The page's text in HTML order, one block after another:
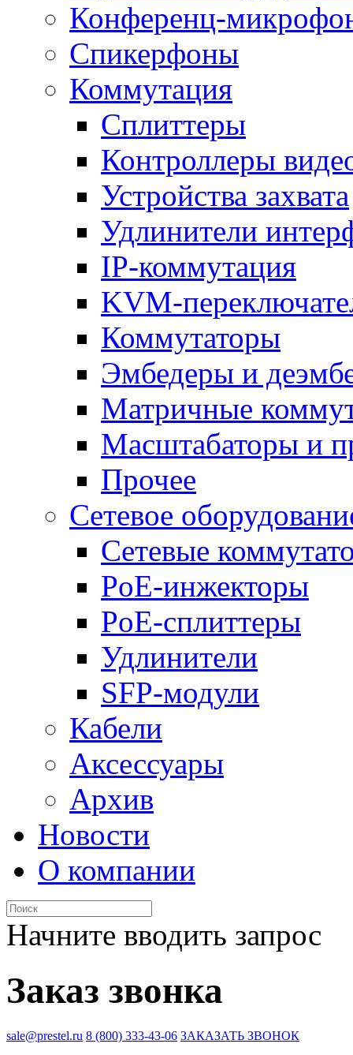
Конференц-
Спикерфоны
Коммутация
Сплиттеры
Контроллеры
Устройства захвата
Удлинители
IP-коммутация
KVM-
Коммутаторы
Эмбедеры и
Матричные
Масштабаторы и
Прочее
Сетевое
Сетевые
PoE-инжекторы
PoE-сплиттеры
Удлинители
SFP-модули
Кабели
Аксессуары
Архив
Новости
О компании
Начните вводить запрос
Заказ звонка
sale@prestel.ru 8 (800) 333-43-06 ЗАКАЗАТЬ ЗВОНОК